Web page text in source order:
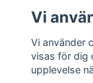
Vi
Vi använder
visas för dig
upplevelse